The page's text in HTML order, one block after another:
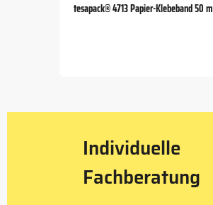
tesapack® 4713 Papier-Klebeband 50 m
Individuelle
Fachberatung